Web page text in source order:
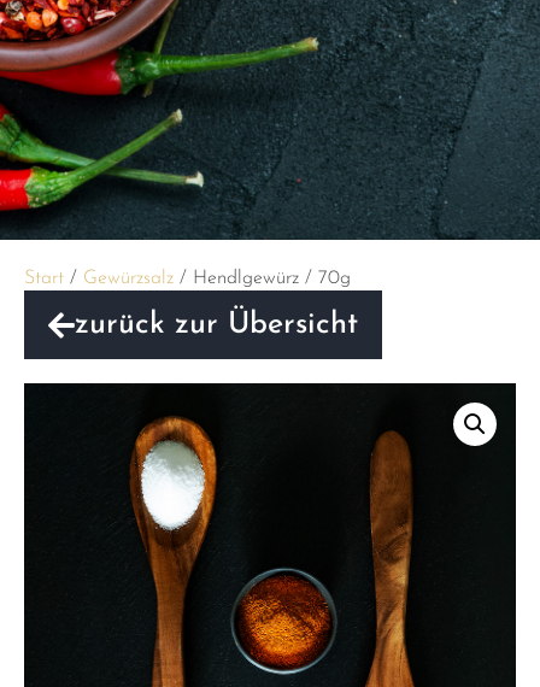
Start / Gewürzsalz / Hendlgewürz / 70g
zurück zur Übersicht